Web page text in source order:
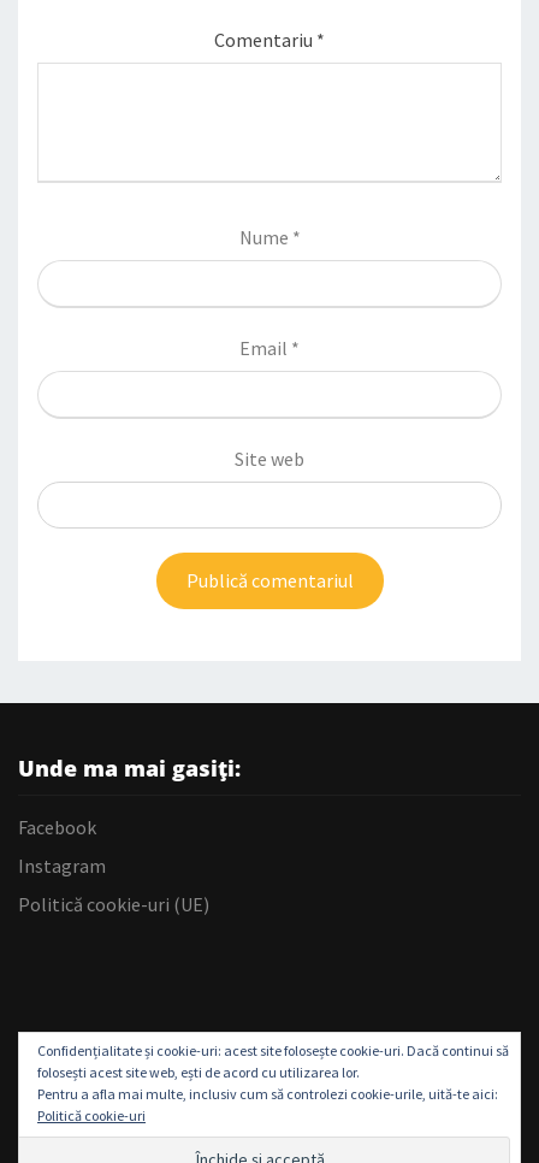
Comentariu *
Nume *
Email *
Site web
Unde ma mai gasiți:
Facebook
Instagram
Politică cookie-uri (UE)
Confidențialitate și cookie-uri: acest site folosește cookie-uri. Dacă continui să
folosești acest site web, ești de acord cu utilizarea lor.
Pentru a afla mai multe, inclusiv cum să controlezi cookie-urile, uită-te aici:
Politică cookie-uri